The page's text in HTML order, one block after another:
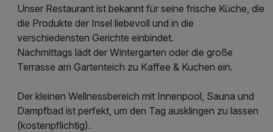
Unser Restaurant ist bekannt für seine frische Küche, die
die Produkte der Insel liebevoll und in die
verschiedensten Gerichte einbindet.
Nachmittags lädt der Wintergarten oder die große
Terrasse am Gartenteich zu Kaffee & Kuchen ein.
Der kleinen Wellnessbereich mit Innenpool, Sauna und
Dampfbad ist perfekt, um den Tag ausklingen zu lassen
(kostenpflichtig).